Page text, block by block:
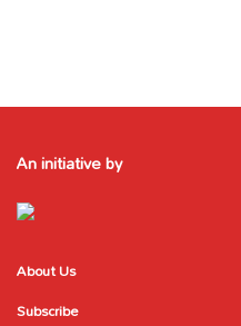
An initiative by
About Us
Subscribe